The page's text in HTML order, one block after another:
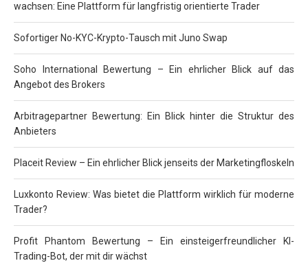
wachsen: Eine Plattform für langfristig orientierte Trader
Sofortiger No-KYC-Krypto-Tausch mit Juno Swap
Soho International Bewertung – Ein ehrlicher Blick auf das
Angebot des Brokers
Arbitragepartner Bewertung: Ein Blick hinter die Struktur des
Anbieters
Placeit Review – Ein ehrlicher Blick jenseits der Marketingfloskeln
Luxkonto Review: Was bietet die Plattform wirklich für moderne
Trader?
Profit Phantom Bewertung – Ein einsteigerfreundlicher KI-
Trading-Bot, der mit dir wächst